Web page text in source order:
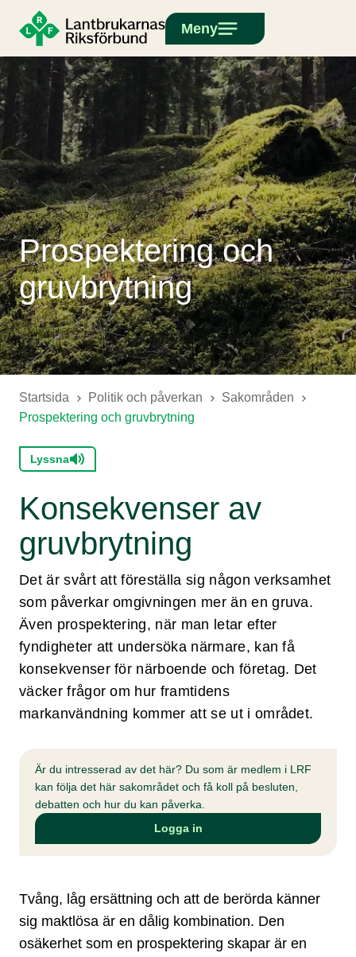
Meny
Prospektering och
gruvbrytning
Startsida Politik och påverkan
Sakområden
Prospektering och gruvbrytning
Lyssna
Konsekvenser av
gruvbrytning
Det är svårt att föreställa sig någon verksamhet
som påverkar omgivningen mer än en gruva.
Även prospektering, när man letar efter
fyndigheter att undersöka närmare, kan få
konsekvenser för närboende och företag. Det
väcker frågor om hur framtidens
markanvändning kommer att se ut i området.
Är du intresserad av det här? Du som är medlem i LRF
kan följa det här sakområdet och få koll på besluten,
debatten och hur du kan påverka.
Logga in
Tvång, låg ersättning och att de berörda känner
sig maktlösa är en dålig kombination. Den
osäkerhet som en prospektering skapar är en